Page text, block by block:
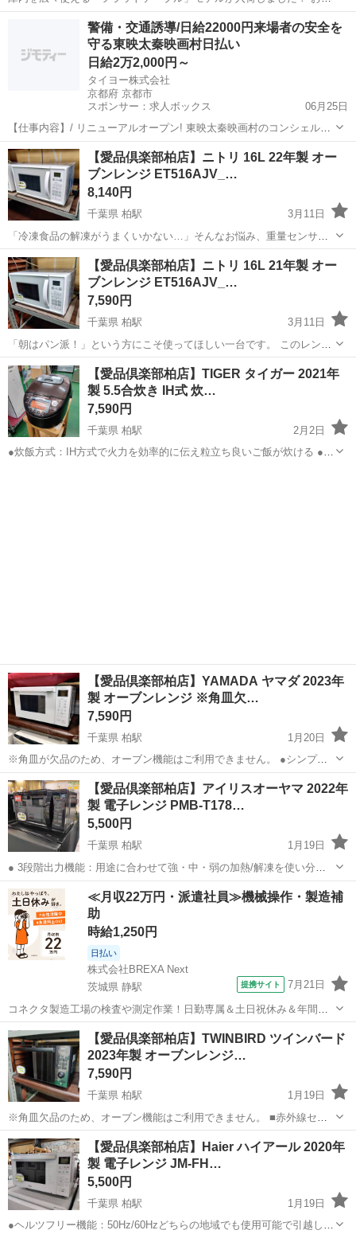
当の容器が引っかかるストレスから解放されるのはもちろん、段差が
ないから汚れてもサッと拭くだけ。 家事の「ついで掃除」が驚くほど
ラクになりますよ。 ...
柏駅 キッチン家電 YRL
警備・交通誘導/日給22000円来場者の安全を
守る東映太秦映画村日払い
日給2万2,000円～
タイヨー株式会社
京都府 京都市
スポンサー：求人ボックス
06月25日
【仕事内容】/ リニューアルオープン! 東映太秦映画村のコンシェルジ
ュ! お仕事内容 リニューアルオープンする東映太秦映画村での 警備ス
タッフをお願いします! 目指せ!「おもてなし」のできる警備員! 具体的
には…? ・出入管理業務...
アルバイト・パート
【愛品倶楽部柏店】ニトリ 16L 22年製 オー
ブンレンジ ET516AJV_…
8,140円
千葉県 柏駅
3月11日
「冷凍食品の解凍がうまくいかない…」そんなお悩み、重量センサー
が解決してくれます！ 食品の重さを測って加熱時間を自動調整してく
れるから、ボタン一つで芯までホカホカ。 トーストも裏返し不要で2
枚同時に焼けるので、忙...
千葉 柏市 柏駅 キッチン家電 重量
【愛品倶楽部柏店】ニトリ 16L 21年製 オー
ブンレンジ ET516AJV_…
7,590円
千葉県 柏駅
3月11日
「朝はパン派！」という方にこそ使ってほしい一台です。 このレン
ジ、実はトーストが同時に2枚まで焼けちゃう優れもの。 トースター
を別で置く必要がないから、キッチンのスペースにゆとりが生まれま
す。 重量センサー搭載...
千葉 柏市 柏駅 キッチン家電 ニトリ
【愛品倶楽部柏店】TIGER タイガー 2021年
製 5.5合炊き IH式 炊…
7,590円
千葉県 柏駅
2月2日
●炊飯方式：IH方式で火力を効率的に伝え粒立ち良いご飯が炊ける ●炊
【愛品倶楽部柏店】YAMADA ヤマダ 2023年
製 オーブンレンジ ※角皿欠…
7,590円
千葉県 柏駅
1月20日
※角皿が欠品のため、オーブン機能はご利用できません。 ●シンプル
操作で選りすぐりのオートメニュー ●トーストから解凍、オーブン調
理もお任せ『18種類のオートメニュー』 ●広々使えてお手入れラクラ
ク『フラットテーブル』 ...
千葉 柏市 柏駅 キッチン家電 YMW
【愛品倶楽部柏店】アイリスオーヤマ 2022年
製 電子レンジ PMB-T178…
5,500円
千葉県 柏駅
1月19日
● 3段階出力機能：用途に合わせて強・中・弱の加熱/解凍を使い分け
可能で調理の自由度アップ ● 自動調理メニュー：ワンタッチで5種の
料理調理が可能で忙しい時に便利 ● 最大15分タイマー：10秒刻みで細
かい時間設定ができ...
千葉 柏市 柏駅 キッチン家電 ターンテーブル
≪月収22万円・派遣社員≫機械操作・製造補
助
時給1,250円
日払い
株式会社BREXA Next
茨城県 静駅
提携サイト 7月21日
コネクタ製造工場の検査や測定作業！日勤専属＆土日祝休み＆年間休
日128日★クリーンルーム内作業★マイカー通勤OK＆無料駐車場あり
★就業先食堂利用可！日払い制度あり！《茨城県常陸大宮市》 人気の
工場のお仕事 ◇コネクタ製造工...
茨城 常陸大宮市 静駅 その他
【愛品倶楽部柏店】TWINBIRD ツインバード
2023年製 オーブンレンジ…
7,590円
千葉県 柏駅
1月19日
※角皿欠品のため、オーブン機能はご利用できません。 ■赤外線セン
サーで自動あたため。1ボタン1メニューでかんたん! ■庫内はターンテ
ーブルのないフラット構造なので、コンビニ弁当などの大型の食材も
あたためられます。さっ...
千葉 柏市 柏駅 キッチン家電 オーブン
【愛品倶楽部柏店】Haier ハイアール 2020年
製 電子レンジ JM-FH…
5,500円
千葉県 柏駅
1月19日
●ヘルツフリー機能：50Hz/60Hzどちらの地域でも使用可能で引越し後